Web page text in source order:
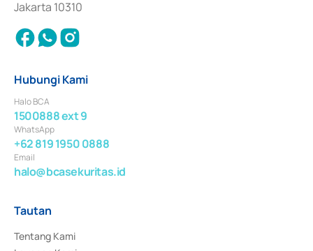
Jakarta 10310
Hubungi Kami
Halo BCA
1500888 ext 9
WhatsApp
+62 819 1950 0888
Email
halo@bcasekuritas.id
Tautan
Tentang Kami